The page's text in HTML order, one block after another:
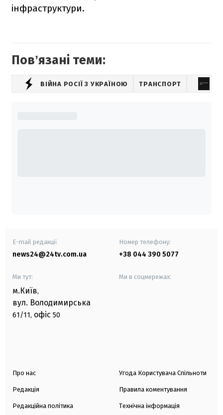
інфраструктури.
Повʼязані теми:
ВІЙНА РОСІЇ З УКРАЇНОЮ ТРАНСПОРТ
E-mail редакції
news24@24tv.com.ua
Номер телефону:
+38 044 390 5077
Ми тут:
м.Київ,
вул. Володимирська
61/11, офіс 50
Ми в соцмережах:
Про нас
Редакція
Редакційна політика
Угода Користувача Спільноти
Правила коментування
Технічна інформація